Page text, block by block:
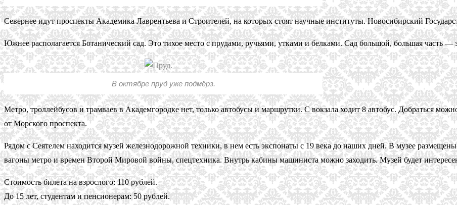
Севернее идут проспекты Академика Лаврентьева и Строителей, на которых стоят научные институты. Новосибирский
Южнее располагается Ботанический сад. Это тихое место с прудами, ручьями, утками и белками. Сад большой, большая часть —
В октябре пруд уже подмёрз.
Метро, троллейбусов и трамваев в Академгородке нет, только автобусы и маршрутки. С вокзала ходит 8 автобус. Добраться
от Морского проспекта.
Рядом с Сеятелем находится музей железнодорожной техники, в нем есть экспонаты с 19 века до наших дней. В музее
вагоны метро и времен Второй Мировой войны, спецтехника. Внутрь кабины машиниста можно заходить. Музей будет
Стоимость билета на взрослого: 110 рублей.
До 15 лет, студентам и пенсионерам: 50 рублей.